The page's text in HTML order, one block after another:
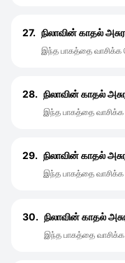
27. நிலாவின் காதல்
இந்த பாகத்தை வாசிக்க
28. நிலாவின் காதல்
இந்த பாகத்தை
29. நிலாவின் காதல்
இந்த பாகத்தை
30. நிலாவின் காதல்
இந்த பாகத்தை